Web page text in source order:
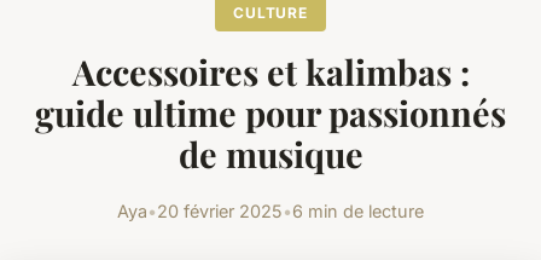
CULTURE
Accessoires et kalimbas :
guide ultime pour passionnés
de musique
Aya•20 février 2025•6 min de lecture